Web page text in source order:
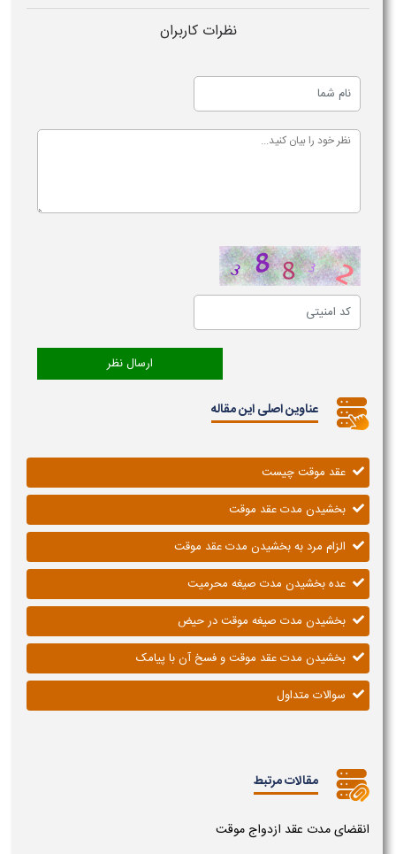
نظرات کاربران
عناوین اصلی این مقاله
عقد موقت چیست
بخشیدن مدت عقد موقت
الزام مرد به بخشیدن مدت عقد موقت
عده بخشیدن مدت صیغه محرمیت
بخشیدن مدت صیغه موقت در حیض
بخشیدن مدت عقد موقت و فسخ آن با پیامک
سوالات متداول
مقالات مرتبط
انقضای مدت عقد ازدواج موقت